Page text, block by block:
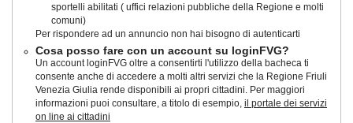
sportelli abilitati ( uffici relazioni pubbliche della Regione e molti
comuni)
Per rispondere ad un annuncio non hai bisogno di autenticarti
Cosa posso fare con un account su loginFVG?
Un account loginFVG oltre a consentirti l'utilizzo della bacheca ti
consente anche di accedere a molti altri servizi che la Regione Friuli
Venezia Giulia rende disponibili ai propri cittadini. Per maggiori
informazioni puoi consultare, a titolo di esempio, il portale dei servizi
on line ai cittadini